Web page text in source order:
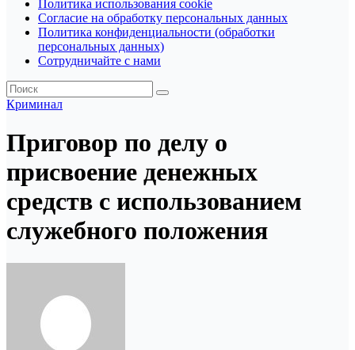
Политика использования cookie
Согласие на обработку персональных данных
Политика конфиденциальности (обработки
персональных данных)
Сотрудничайте с нами
Криминал
Приговор по делу о
присвоение денежных
средств с использованием
служебного положения